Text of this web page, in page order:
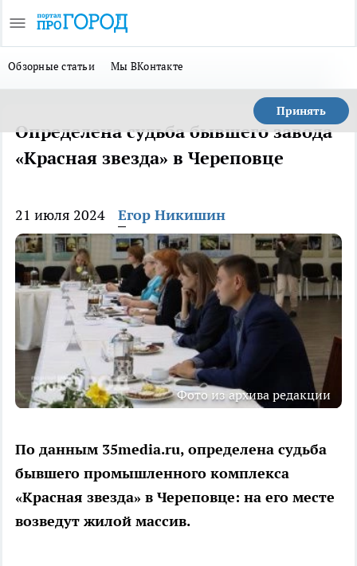
Обзорные статьи Мы ВКонтакте
Принять
Определена судьба бывшего завода
«Красная звезда» в Череповце
21 июля 2024 Егор Никишин
Фото из архива редакции
По данным 35media.ru, определена судьба
бывшего промышленного комплекса
«Красная звезда» в Череповце: на его месте
возведут жилой массив.